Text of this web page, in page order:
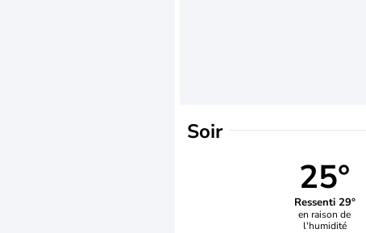
Soir
25°
Ressenti 29°
en raison de
l'humidité